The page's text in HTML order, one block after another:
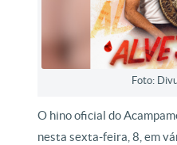
Foto:
O hino oficial do
nesta sexta-feira, 8, em